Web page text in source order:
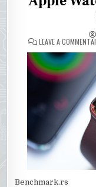
LEAVE A COMMENT
Benchmark.rs